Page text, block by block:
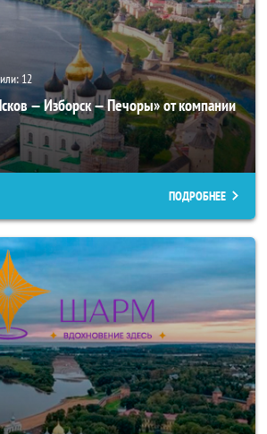
12
— Изборск — Печоры» от компании
ПОДРОБНЕЕ